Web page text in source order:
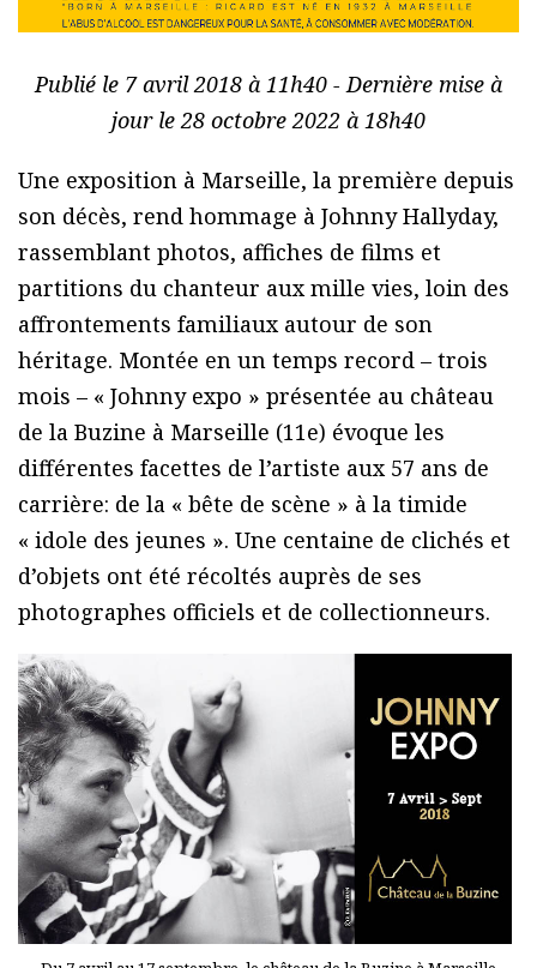
Publié le 7 avril 2018 à 11h40 - Dernière mise à
jour le 28 octobre 2022 à 18h40
Une exposition à Marseille, la première depuis
son décès, rend hommage à Johnny Hallyday,
rassemblant photos, affiches de films et
partitions du chanteur aux mille vies, loin des
affrontements familiaux autour de son
héritage. Montée en un temps record – trois
mois – « Johnny expo » présentée au château
de la Buzine à Marseille (11e) évoque les
différentes facettes de l’artiste aux 57 ans de
carrière: de la « bête de scène » à la timide
« idole des jeunes ». Une centaine de clichés et
d’objets ont été récoltés auprès de ses
photographes officiels et de collectionneurs.